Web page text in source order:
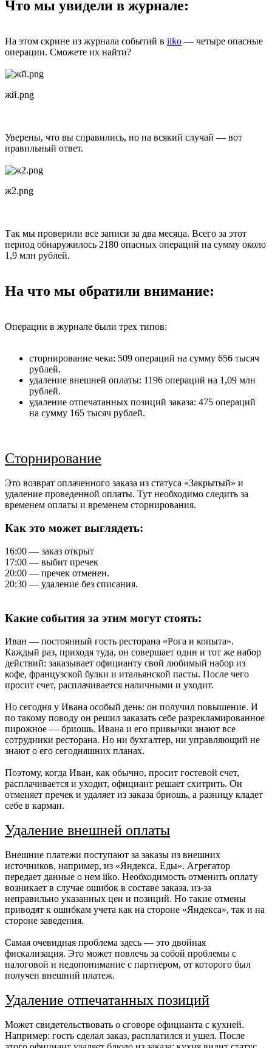
Что мы увидели в журнале:
На этом скрине из журнала событий в iiko — четыре опасные
операции. Сможете их найти?
жй.png
Уверены, что вы справились, но на всякий случай — вот
правильный ответ.
ж2.png
Так мы проверили все записи за два месяца. Всего за этот
период обнаружилось 2180 опасных операций на сумму около
1,9 млн рублей.
На что мы обратили внимание:
Операции в журнале были трех типов:
сторнирование чека: 509 операций на сумму 656 тысяч
рублей.
удаление внешней оплаты: 1196 операций на 1,09 млн
рублей.
удаление отпечатанных позиций заказа: 475 операций
на сумму 165 тысяч рублей.
Сторнирование
Это возврат оплаченного заказа из статуса «Закрытый» и
удаление проведенной оплаты. Тут необходимо следить за
временем оплаты и временем сторнирования.
Как это может выглядеть:
16:00 — заказ открыт
17:00 — выбит пречек
20:00 — пречек отменен.
20:30 — удаление без списания.
Какие события за этим могут стоять:
Иван — постоянный гость ресторана «Рога и копыта».
Каждый раз, приходя туда, он совершает один и тот же набор
действий: заказывает официанту свой любимый набор из
кофе, французской булки и итальянской пасты. После чего
просит счет, расплачивается наличными и уходит.
Но сегодня у Ивана особый день: он получил повышение. И
по такому поводу он решил заказать себе разрекламированное
пирожное — бриошь. Ивана и его привычки знают все
сотрудники ресторана. Но ни бухгалтер, ни управляющий не
знают о его сегодняшних планах.
Поэтому, когда Иван, как обычно, просит гостевой счет,
расплачивается и уходит, официант решает схитрить. Он
отменяет пречек и удаляет из заказа бриошь, а разницу кладет
себе в карман.
Удаление внешней оплаты
Внешние платежи поступают за заказы из внешних
источников, например, из «Яндекса. Еды». Агрегатор
передает данные о нем iiko. Необходимость отменить оплату
возникает в случае ошибок в составе заказа, из-за
неправильно указанных цен и позиций. Но такие отмены
приводят к ошибкам учета как на стороне «Яндекса», так и на
стороне заведения.
Самая очевидная проблема здесь — это двойная
фискализация. Это может повлечь за собой проблемы с
налоговой и недопонимание с партнером, от которого был
получен внешний платеж.
Удаление отпечатанных позиций
Может свидетельствовать о сговоре официанта с кухней.
Например: гость сделал заказ, расплатился и ушел. После